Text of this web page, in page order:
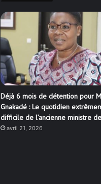
Déjà 6 mois de détention pour
Gnakadé : Le quotidien
difficile de l’ancienne ministre
avril 21, 2026